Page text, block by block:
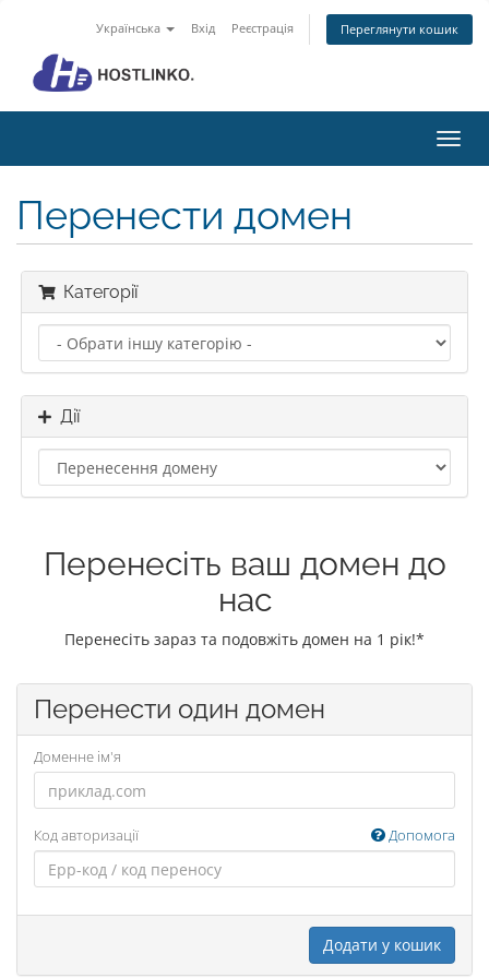
Українська Вхід Реєстрація Переглянути кошик
Перенести домен
Категорії
Дії
Перенесіть ваш домен до
нас
Перенесіть зараз та подовжіть домен на 1 рік!*
Перенести один домен
Доменне ім'я
Код авторизації Допомога
Додати у кошик